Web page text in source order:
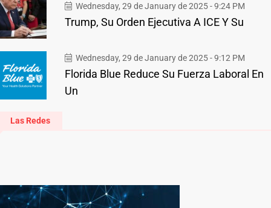
Wednesday, 29 de January de 2025 - 9:24 PM
Trump, Su Orden Ejecutiva A ICE Y Su
Wednesday, 29 de January de 2025 - 9:12 PM
Florida Blue Reduce Su Fuerza Laboral En
Un
Las Redes